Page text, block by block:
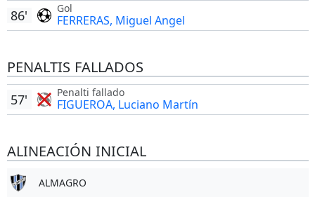
Gol
FERRERAS, Miguel Angel
86'
PENALTIS FALLADOS
Penalti fallado
FIGUEROA, Luciano Martín
57'
ALINEACIÓN INICIAL
ALMAGRO